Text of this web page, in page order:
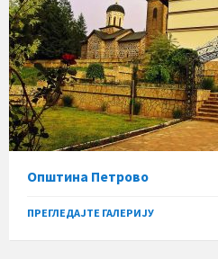
Општина Петрово
ПРЕГЛЕДАЈТЕ ГАЛЕРИЈУ